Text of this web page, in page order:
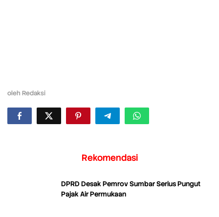
oleh Redaksi
Rekomendasi
DPRD Desak Pemrov Sumbar Serius Pungut
Pajak Air Permukaan